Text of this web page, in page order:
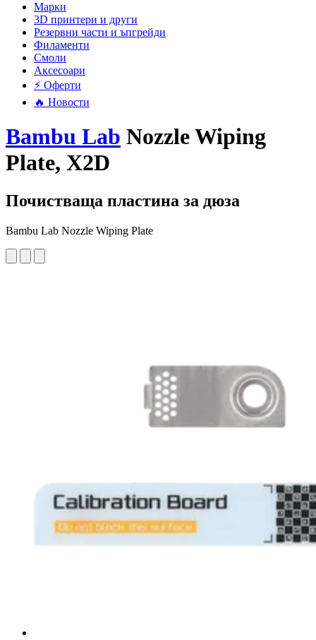
Mарки
3D принтери и други
Резервни части и ъпгрейди
Филаменти
Смоли
Аксесоари
⚡ Оферти
🔥 Новости
Bambu Lab Nozzle Wiping
Plate, X2D
Почистваща пластина за дюза
Bambu Lab Nozzle Wiping Plate